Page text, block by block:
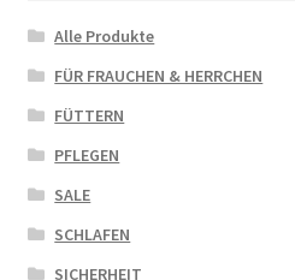
Alle Produkte
FÜR FRAUCHEN & HERRCHEN
FÜTTERN
PFLEGEN
SALE
SCHLAFEN
SICHERHEIT